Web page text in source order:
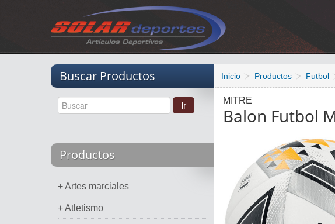
Buscar Productos
Productos
+ Artes marciales
+ Atletismo
Inicio Productos Futbol
MITRE
Balon Futbol